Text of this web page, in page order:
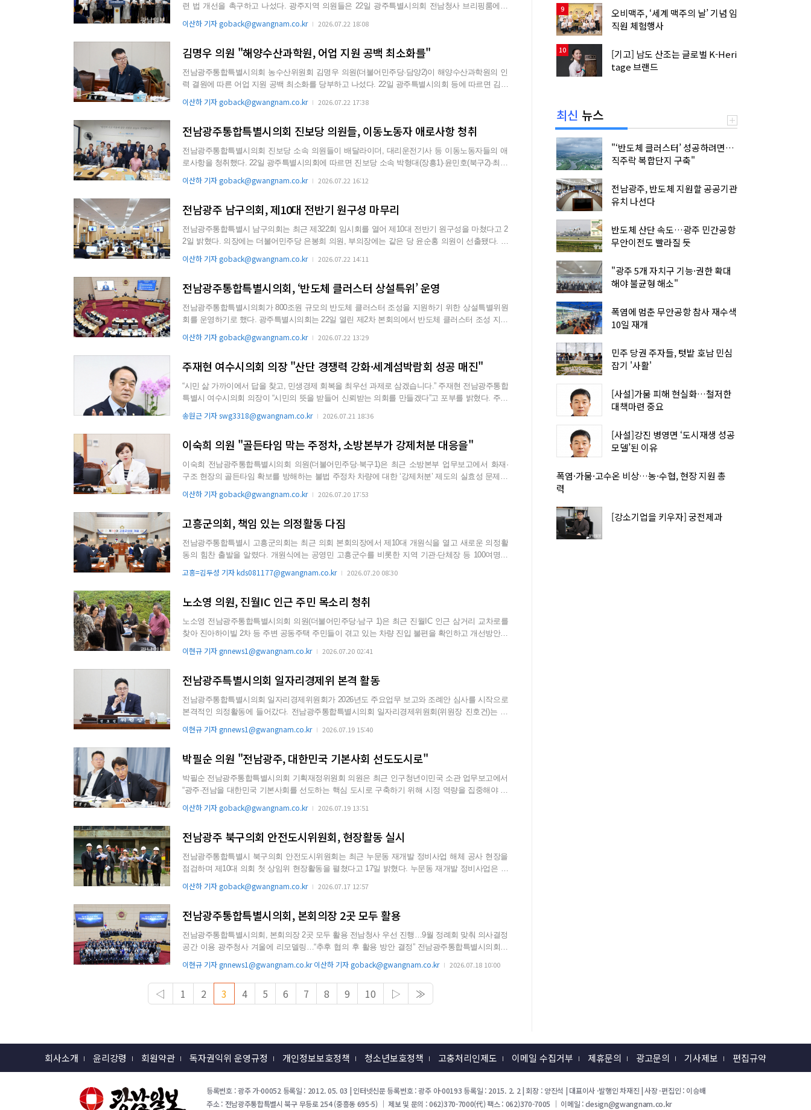
련 법 개선을 촉구하고 나섰다. 광주지역 의원들은 22일 광주특별시의회 전남청사 브리핑룸에서
이산하 기자 goback@gwangnam.co.kr 2026.07.22 18:08
김명우 의원 "해양수산과학원, 어업 지원 공백 최소화를"
전남광주통합특별시의회 농수산위원회 김명우 의원(더불어민주당·담양2)이 해양수산과학원의 인
력 결원에 따른 어업 지원 공백 최소화를 당부하고 나섰다. 22일 광주특별시의회 등에 따르면 김명
이산하 기자 goback@gwangnam.co.kr 2026.07.22 17:38
전남광주통합특별시의회 진보당 의원들, 이동노동자 애로사항 청취
전남광주통합특별시의회 진보당 소속 의원들이 배달라이더, 대리운전기사 등 이동노동자들의 애
로사항을 청취했다. 22일 광주특별시의회에 따르면 진보당 소속 박형대(장흥1)·윤민호(북구2)·최경
이산하 기자 goback@gwangnam.co.kr 2026.07.22 16:12
전남광주 남구의회, 제10대 전반기 원구성 마무리
전남광주통합특별시 남구의회는 최근 제322회 임시회를 열어 제10대 전반기 원구성을 마쳤다고 2
2일 밝혔다. 의장에는 더불어민주당 은봉희 의원, 부의장에는 같은 당 윤순홍 의원이 선출됐다. 상
이산하 기자 goback@gwangnam.co.kr 2026.07.22 14:11
전남광주통합특별시의회, ‘반도체 클러스터 상설특위’ 운영
전남광주통합특별시의회가 800조원 규모의 반도체 클러스터 조성을 지원하기 위한 상설특별위원
회를 운영하기로 했다. 광주특별시의회는 22일 열린 제2차 본회의에서 반도체 클러스터 조성 지원
이산하 기자 goback@gwangnam.co.kr 2026.07.22 13:29
주재현 여수시의회 의장 "산단 경쟁력 강화·세계섬박람회 성공 매진"
“시민 삶 가까이에서 답을 찾고, 민생경제 회복을 최우선 과제로 삼겠습니다.” 주재현 전남광주통합
특별시 여수시의회 의장이 “시민의 뜻을 받들어 신뢰받는 의회를 만들겠다”고 포부를 밝혔다. 주재
송원근 기자 swg3318@gwangnam.co.kr 2026.07.21 18:36
이숙희 의원 "골든타임 막는 주정차, 소방본부가 강제처분 대응을"
이숙희 전남광주통합특별시의회 의원(더불어민주당·북구1)은 최근 소방본부 업무보고에서 화재·
구조 현장의 골든타임 확보를 방해하는 불법 주정차 차량에 대한 ‘강제처분’ 제도의 실효성 문제를
이산하 기자 goback@gwangnam.co.kr 2026.07.20 17:53
고흥군의회, 책임 있는 의정활동 다짐
전남광주통합특별시 고흥군의회는 최근 의회 본회의장에서 제10대 개원식을 열고 새로운 의정활
동의 힘찬 출발을 알렸다. 개원식에는 공영민 고흥군수를 비롯한 지역 기관·단체장 등 100여명이
고흥=김두성 기자 kds081177@gwangnam.co.kr 2026.07.20 08:30
노소영 의원, 진월IC 인근 주민 목소리 청취
노소영 전남광주통합특별시의회 의원(더불어민주당·남구 1)은 최근 진월IC 인근 삼거리 교차로를
찾아 진아하이빌 2차 등 주변 공동주택 주민들이 겪고 있는 차량 진입 불편을 확인하고 개선방안을
이현규 기자 gnnews1@gwangnam.co.kr 2026.07.20 02:41
전남광주특별시의회 일자리경제위 본격 활동
전남광주통합특별시의회 일자리경제위원회가 2026년도 주요업무 보고와 조례안 심사를 시작으로
본격적인 의정활동에 들어갔다. 전남광주통합특별시의회 일자리경제위원회(위원장 진호건)는 최
이현규 기자 gnnews1@gwangnam.co.kr 2026.07.19 15:40
박필순 의원 "전남광주, 대한민국 기본사회 선도도시로"
박필순 전남광주통합특별시의회 기획재정위원회 의원은 최근 인구청년이민국 소관 업무보고에서
“광주·전남을 대한민국 기본사회를 선도하는 핵심 도시로 구축하기 위해 시정 역량을 집중해야 한
이산하 기자 goback@gwangnam.co.kr 2026.07.19 13:51
전남광주 북구의회 안전도시위원회, 현장활동 실시
전남광주통합특별시 북구의회 안전도시위원회는 최근 누문동 재개발 정비사업 해체 공사 현장을
점검하며 제10대 의회 첫 상임위 현장활동을 펼쳤다고 17일 밝혔다. 누문동 재개발 정비사업은 북
이산하 기자 goback@gwangnam.co.kr 2026.07.17 12:57
전남광주통합특별시의회, 본회의장 2곳 모두 활용
전남광주통합특별시의회, 본회의장 2곳 모두 활용 전남청사 우선 진행…9월 정례회 맞춰 의사결정
공간 이용 광주청사 겨울에 리모델링…“추후 협의 후 활용 방안 결정” 전남광주통합특별시의회가
이현규 기자 gnnews1@gwangnam.co.kr 이산하 기자 goback@gwangnam.co.kr 2026.07.18 10:00
◁ 1 2 3 4 5 6 7 8 9 10 ▷ ≫
9
오비맥주, ‘세계 맥주의 날’ 기념 임
직원 체험행사
10
[기고] 남도 산조는 글로벌 K-Heri
tage 브랜드
최신 뉴스
"‘반도체 클러스터’ 성공하려면…
직주락 복합단지 구축"
전남광주, 반도체 지원할 공공기관
유치 나선다
반도체 산단 속도…광주 민간공항
무안이전도 빨라질 듯
"광주 5개 자치구 기능·권한 확대
해야 불균형 해소"
폭염에 멈춘 무안공항 참사 재수색
10일 재개
민주 당권 주자들, 텃밭 호남 민심
잡기 '사활'
[사설]가뭄 피해 현실화…철저한
대책마련 중요
[사설]강진 병영면 ‘도시재생 성공
모델’된 이유
폭염·가뭄·고수온 비상…농·수협, 현장 지원 총
력
[강소기업을 키우자] 궁전제과
회사소개 윤리강령 회원약관 독자권익위 운영규정 개인정보보호정책 청소년보호정책 고충처리인제도 이메일 수집거부 제휴문의 광고문의 기사제보 편집규약
등록번호 : 광주 가-00052 등록일 : 2012. 05. 03 | 인터넷신문 등록번호 : 광주 아-00193 등록일 : 2015. 2. 2 | 회장 : 양진석 | 대표이사 ·발행인 차재진 | 사장 ·편집인 : 이승배
주소 : 전남광주통합특별시 북구 무등로 254 (중흥동 695-5) ｜ 제보 및 문의 : 062)370-7000(代) 팩스 : 062)370-7005 ｜ 이메일 : design@gwangnam.co.kr